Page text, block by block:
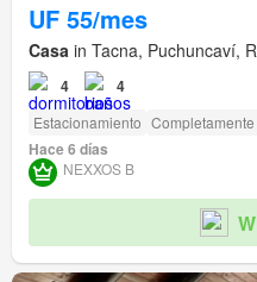
UF 55/mes
Casa in Tacna, Puchuncaví,
4 4
Estacionamiento
Hace 6 días
NEXXOS B